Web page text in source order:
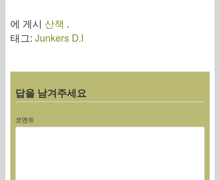
o
o
d
에 게시 산책 .
태그: Junkers D.I
답을 남겨주세요
코멘트